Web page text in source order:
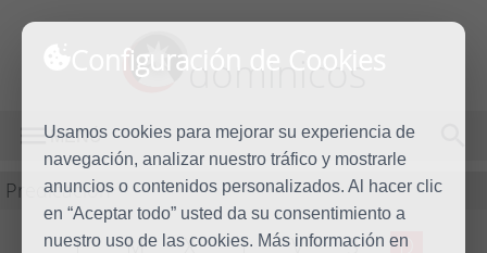
Configuración de Cookies
Usamos cookies para mejorar su experiencia de
navegación, analizar nuestro tráfico y mostrarle
anuncios o contenidos personalizados. Al hacer clic
en “Aceptar todo” usted da su consentimiento a
nuestro uso de las cookies. Más información en
dominicos
MENÚ
Predicación
L M X J V S D